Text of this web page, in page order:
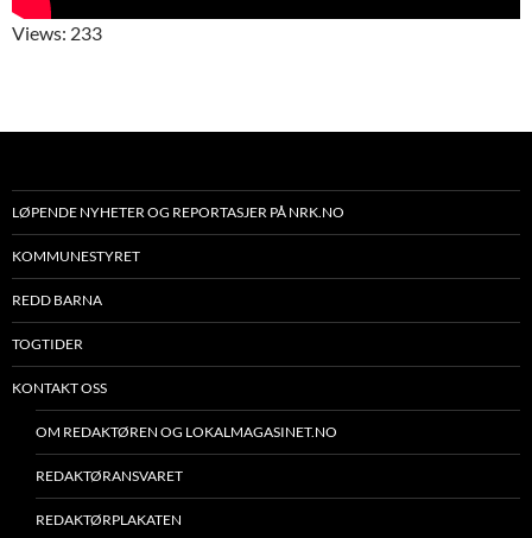
Views: 233
LØPENDE NYHETER OG REPORTASJER PÅ NRK.NO
KOMMUNESTYRET
REDD BARNA
TOGTIDER
KONTAKT OSS
OM REDAKTØREN OG LOKALMAGASINET.NO
REDAKTØRANSVARET
REDAKTØRPLAKATEN